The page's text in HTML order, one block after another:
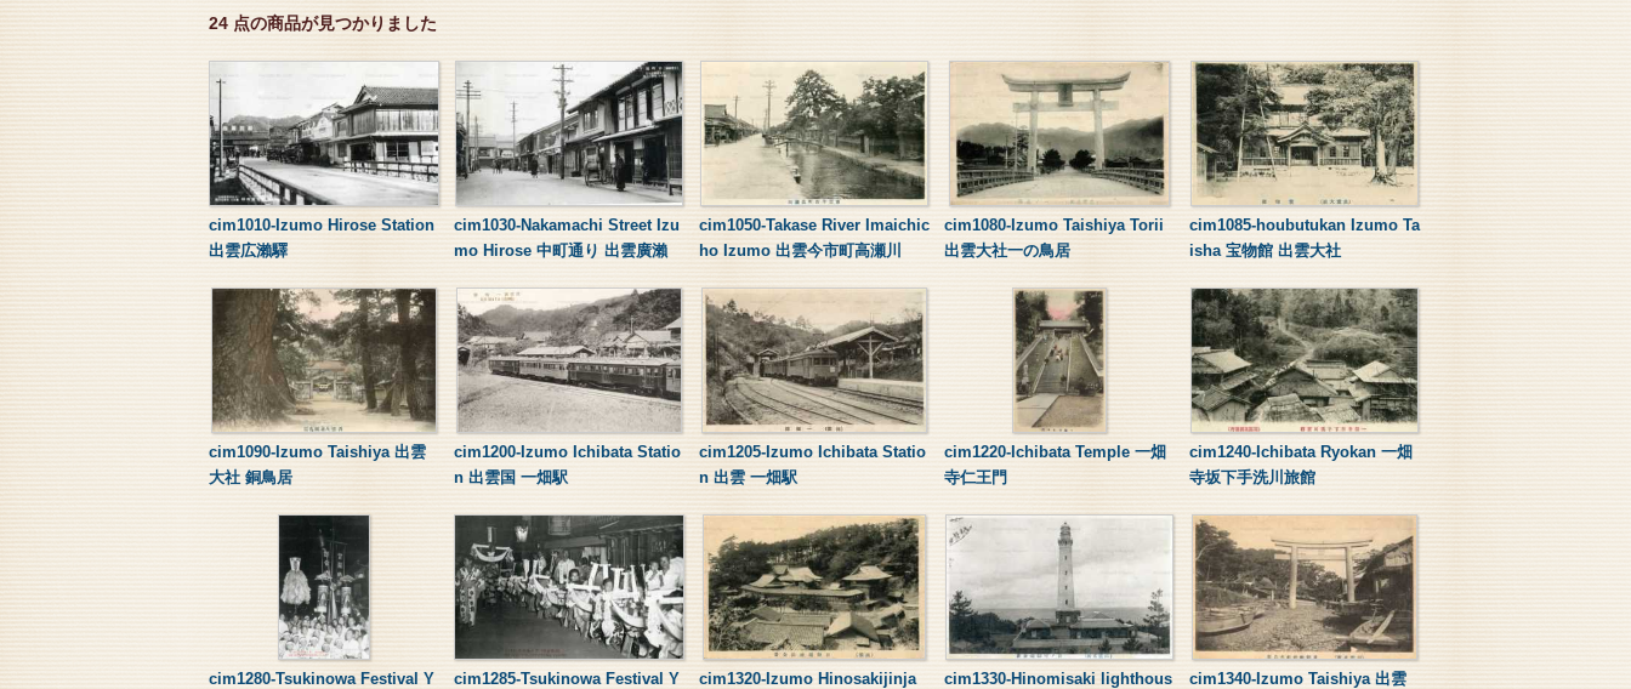
24 点の商品が見つかりました
cim1010-Izumo Hirose Station
出雲広瀨驛
cim1030-Nakamachi Street Izu
mo Hirose 中町通り 出雲廣瀨
cim1050-Takase River Imaichic
ho Izumo 出雲今市町高瀬川
cim1080-Izumo Taishiya Torii
出雲大社一の鳥居
cim1085-houbutukan Izumo Ta
isha 宝物館 出雲大社
cim1090-Izumo Taishiya 出雲
大社 銅鳥居
cim1200-Izumo Ichibata Statio
n 出雲国 一畑駅
cim1205-Izumo Ichibata Statio
n 出雲 一畑駅
cim1220-Ichibata Temple 一畑
寺仁王門
cim1240-Ichibata Ryokan 一畑
寺坂下手洗川旅館
cim1280-Tsukinowa Festival Y
cim1285-Tsukinowa Festival Y
cim1320-Izumo Hinosakijinja
cim1330-Hinomisaki lighthous
cim1340-Izumo Taishiya 出雲